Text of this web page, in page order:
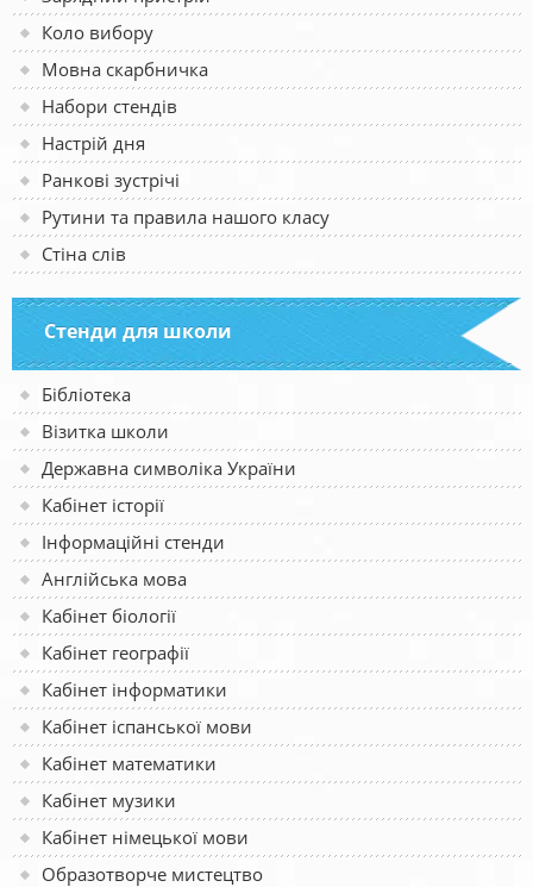
Коло вибору
Мовна скарбничка
Набори стендів
Настрій дня
Ранкові зустрічі
Рутини та правила нашого класу
Стіна слів
Стенди для школи
Бібліотека
Візитка школи
Державна символіка України
Кабінет історії
Інформаційні стенди
Англійська мова
Кабінет біології
Кабінет географії
Кабінет інформатики
Кабінет іспанської мови
Кабінет математики
Кабінет музики
Кабінет німецької мови
Образотворче мистецтво